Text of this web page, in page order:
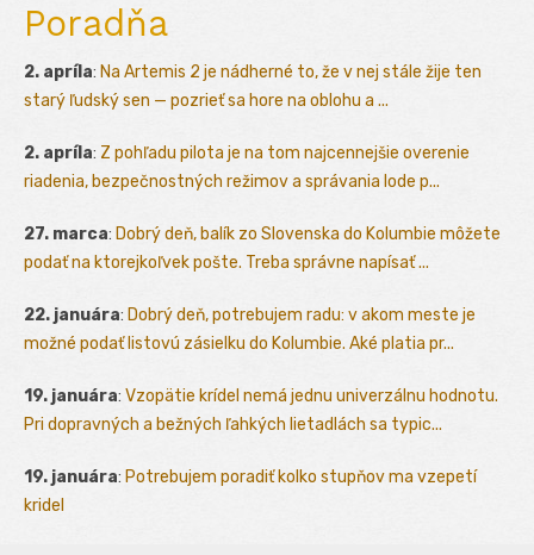
Poradňa
2. apríla: Na Artemis 2 je nádherné to, že v nej stále žije ten
starý ľudský sen — pozrieť sa hore na oblohu a ...
2. apríla: Z pohľadu pilota je na tom najcennejšie overenie
riadenia, bezpečnostných režimov a správania lode p...
27. marca: Dobrý deň, balík zo Slovenska do Kolumbie môžete
podať na ktorejkoľvek pošte. Treba správne napísať ...
22. januára: Dobrý deň, potrebujem radu: v akom meste je
možné podať listovú zásielku do Kolumbie. Aké platia pr...
19. januára: Vzopätie krídel nemá jednu univerzálnu hodnotu.
Pri dopravných a bežných ľahkých lietadlách sa typic...
19. januára: Potrebujem poradiť kolko stupňov ma vzepetí
kridel